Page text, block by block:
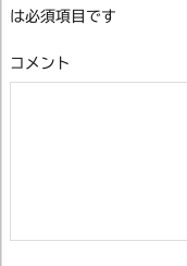
は必須項目です
コメント